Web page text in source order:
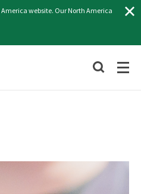
website. Our North America